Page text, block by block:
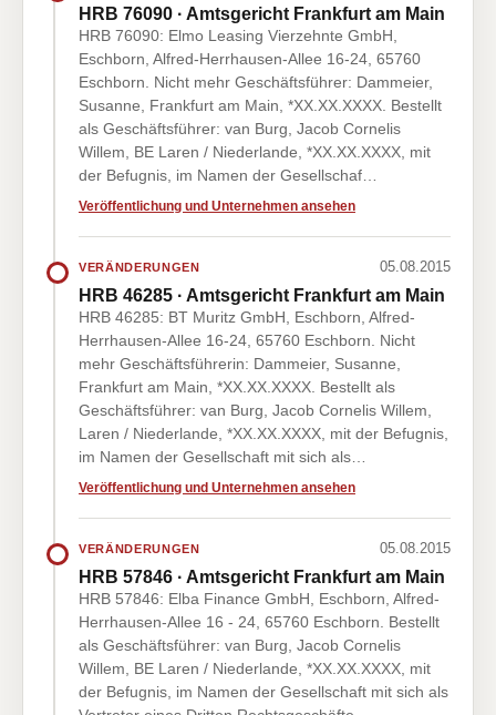
HRB 76090 · Amtsgericht Frankfurt am Main
HRB 76090: Elmo Leasing Vierzehnte GmbH,
Eschborn, Alfred-Herrhausen-Allee 16-24, 65760
Eschborn. Nicht mehr Geschäftsführer: Dammeier,
Susanne, Frankfurt am Main, *XX.XX.XXXX. Bestellt
als Geschäftsführer: van Burg, Jacob Cornelis
Willem, BE Laren / Niederlande, *XX.XX.XXXX, mit
der Befugnis, im Namen der Gesellschaf…
Veröffentlichung und Unternehmen ansehen
VERÄNDERUNGEN 05.08.2015
HRB 46285 · Amtsgericht Frankfurt am Main
HRB 46285: BT Muritz GmbH, Eschborn, Alfred-
Herrhausen-Allee 16-24, 65760 Eschborn. Nicht
mehr Geschäftsführerin: Dammeier, Susanne,
Frankfurt am Main, *XX.XX.XXXX. Bestellt als
Geschäftsführer: van Burg, Jacob Cornelis Willem,
Laren / Niederlande, *XX.XX.XXXX, mit der Befugnis,
im Namen der Gesellschaft mit sich als…
Veröffentlichung und Unternehmen ansehen
VERÄNDERUNGEN 05.08.2015
HRB 57846 · Amtsgericht Frankfurt am Main
HRB 57846: Elba Finance GmbH, Eschborn, Alfred-
Herrhausen-Allee 16 - 24, 65760 Eschborn. Bestellt
als Geschäftsführer: van Burg, Jacob Cornelis
Willem, BE Laren / Niederlande, *XX.XX.XXXX, mit
der Befugnis, im Namen der Gesellschaft mit sich als